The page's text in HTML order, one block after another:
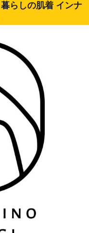
らしの肌着 インナ
イントUPセレクトのみ
ビューキャンペーン
イントUPセレクトのみ
ビューキャンペーン